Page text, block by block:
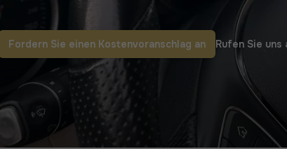
Fordern Sie einen Kostenvoranschlag an Rufen Sie uns